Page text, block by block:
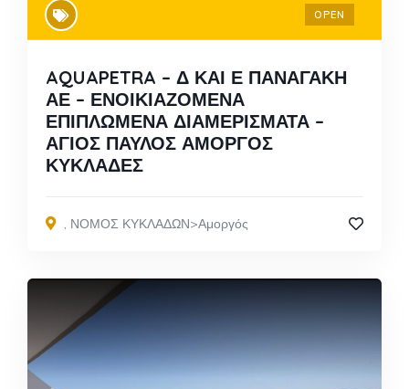
OPEN
AQUAPETRA – Δ ΚΑΙ Ε ΠΑΝΑΓΑΚΗ
ΑΕ – ΕΝΟΙΚΙΑΖΟΜΕΝΑ
ΕΠΙΠΛΩΜΕΝΑ ΔΙΑΜΕΡΙΣΜΑΤΑ –
ΑΓΙΟΣ ΠΑΥΛΟΣ ΑΜΟΡΓΟΣ
ΚΥΚΛΑΔΕΣ
, ΝΟΜΟΣ ΚΥΚΛΑΔΩΝ>Αμοργός